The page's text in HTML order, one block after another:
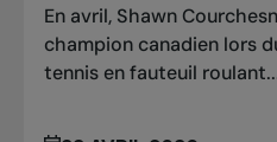
En avril, Shawn
champion canadien lors
tennis en fauteuil